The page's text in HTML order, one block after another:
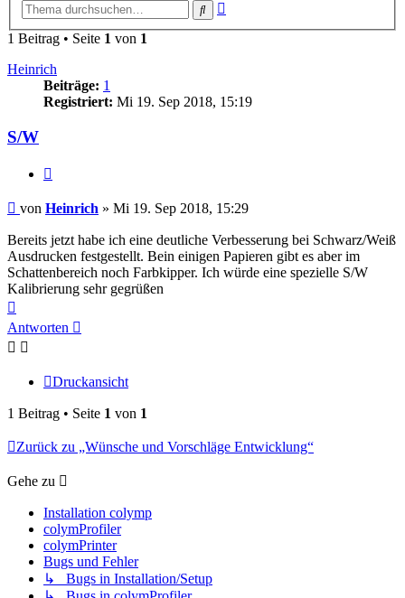
Suche
1 Beitrag • Seite 1 von 1
Heinrich
Beiträge: 1
Registriert: Mi 19. Sep 2018, 15:19
S/W
Beitrag
von Heinrich » Mi 19. Sep 2018, 15:29
Bereits jetzt habe ich eine deutliche Verbesserung bei Schwarz/Weiß
Ausdrucken festgestellt. Bein einigen Papieren gibt es aber im
Schattenbereich noch Farbkipper. Ich würde eine spezielle S/W
Kalibrierung sehr gegrüßen
oben
Antworten
Druckansicht
1 Beitrag • Seite 1 von 1
Zurück zu „Wünsche und Vorschläge Entwicklung“
Gehe zu
Installation colymp
colymProfiler
colymPrinter
Bugs und Fehler
↳ Bugs in Installation/Setup